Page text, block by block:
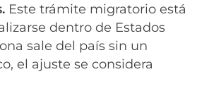
Este trámite migratorio está
dentro de Estados
sale del país sin un
el ajuste se considera